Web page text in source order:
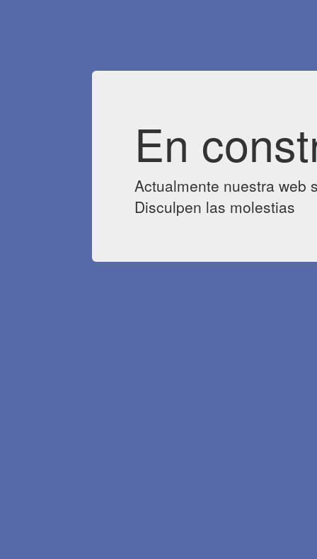
En
Actualmente nuestra web
Disculpen las molestias